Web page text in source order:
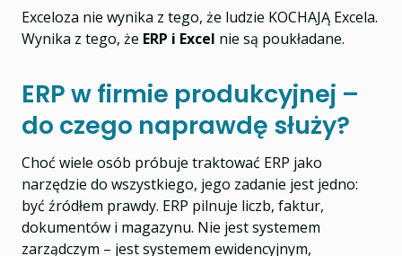
Exceloza nie wynika z tego, że ludzie KOCHAJĄ Excela.
Wynika z tego, że ERP i Excel nie są poukładane.
ERP w firmie produkcyjnej –
do czego naprawdę służy?
Choć wiele osób próbuje traktować ERP jako
narzędzie do wszystkiego, jego zadanie jest jedno:
być źródłem prawdy. ERP pilnuje liczb, faktur,
dokumentów i magazynu. Nie jest systemem
zarządczym – jest systemem ewidencyjnym,